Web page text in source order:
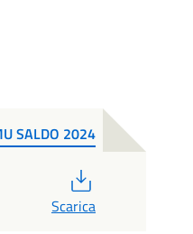
SALDO 2024
Scarica